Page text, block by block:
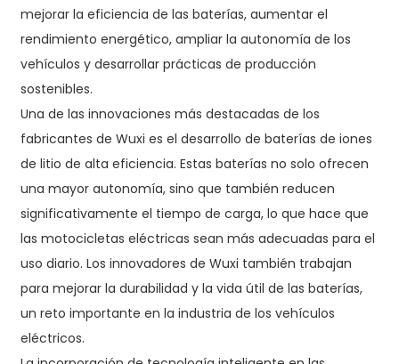
mejorar la eficiencia de las baterías, aumentar el
rendimiento energético, ampliar la autonomía de los
vehículos y desarrollar prácticas de producción
sostenibles.
Una de las innovaciones más destacadas de los
fabricantes de Wuxi es el desarrollo de baterías de iones
de litio de alta eficiencia. Estas baterías no solo ofrecen
una mayor autonomía, sino que también reducen
significativamente el tiempo de carga, lo que hace que
las motocicletas eléctricas sean más adecuadas para el
uso diario. Los innovadores de Wuxi también trabajan
para mejorar la durabilidad y la vida útil de las baterías,
un reto importante en la industria de los vehículos
eléctricos.